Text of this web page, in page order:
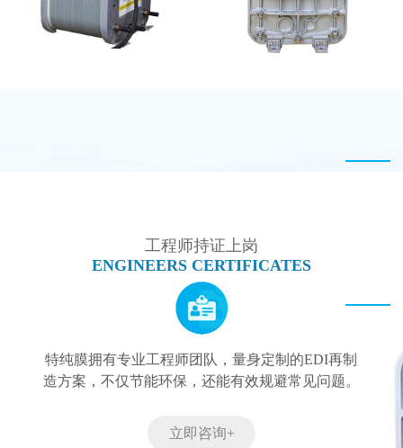
工程师持证上岗
ENGINEERS CERTIFICATES
特纯膜拥有专业工程师团队，量身定制的EDI再制
造方案，不仅节能环保，还能有效规避常见问题。
立即咨询+